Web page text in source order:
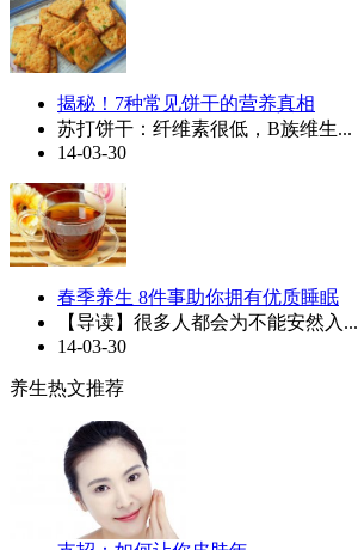
揭秘！7种常见饼干的营养真相
苏打饼干：纤维素很低，B族维生...
14-03-30
春季养生 8件事助你拥有优质睡眠
【导读】很多人都会为不能安然入...
14-03-30
养生热文推荐